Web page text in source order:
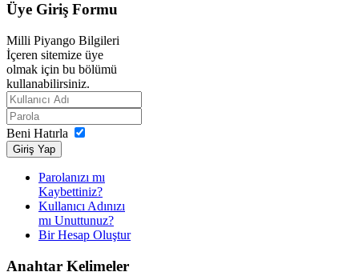
Üye Giriş Formu
Milli Piyango Bilgileri
İçeren sitemize üye
olmak için bu bölümü
kullanabilirsiniz.
Beni Hatırla
Giriş Yap
Parolanızı mı
Kaybettiniz?
Kullanıcı Adınızı
mı Unuttunuz?
Bir Hesap Oluştur
Anahtar Kelimeler